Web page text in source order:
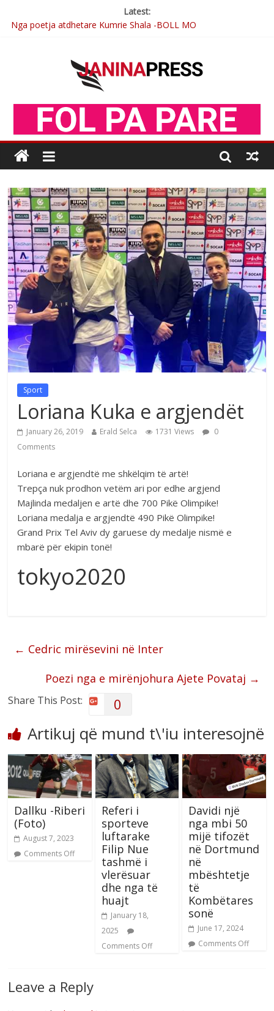
Latest:
Nga poetja atdhetare Kumrie Shala -BOLL MO
Çlirimtari Mentor Mushkolaj nderohet me mirenjohje nga
Xhevdet Qeriqi Dega e invalidëve në Fushë Kosovë
Postim me vlera nga artistja e mirëfilltë Mimoza Gjoni
Sport
Loriana Kuka e argjendët
January 26, 2019 Erald Selca 1731 Views
0
Comments
Loriana e argjendtë me shkëlqim të artë!
Trepça nuk prodhon vetëm ari por edhe argjend
Majlinda medaljen e artë dhe 700 Pikë Olimpike!
Loriana medalja e argjendtë 490 Pikë Olimpike!
Grand Prix Tel Aviv dy garuese dy medalje nismë e
mbarë për ekipin tonë!
tokyo2020
← Cedric mirësevini në Inter
Poezi nga e mirënjohura Ajete Povataj →
Share This Post: 0
Artikuj që mund t\'iu interesojnë
Dallku -Riberi
(Foto)
August 7, 2023
Comments Off
Referi i
sporteve
luftarake
Filip Nue
tashmë i
vlerësuar
dhe nga të
huajt
January 18,
2025
Comments Off
Davidi një
nga mbi 50
mijë tifozët
në Dortmund
në
mbështetje
të
Kombëtares
sonë
June 17, 2024
Comments Off
Leave a Reply